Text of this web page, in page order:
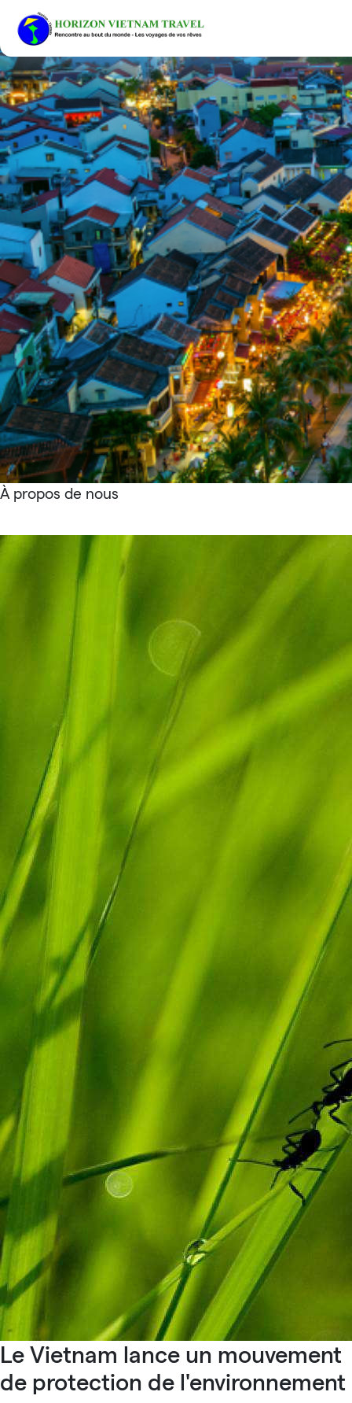
À propos de nous
Le Vietnam lance un mouvement
de protection de l'environnement